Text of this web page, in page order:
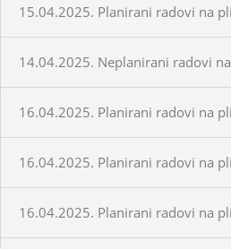
15.04.2025. Planirani radovi na
14.04.2025. Neplanirani radovi
16.04.2025. Planirani radovi na
16.04.2025. Planirani radovi na
16.04.2025. Planirani radovi na